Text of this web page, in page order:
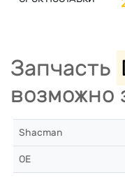
Запчасть
возможно
Shacman
OE